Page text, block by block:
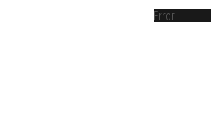
Error